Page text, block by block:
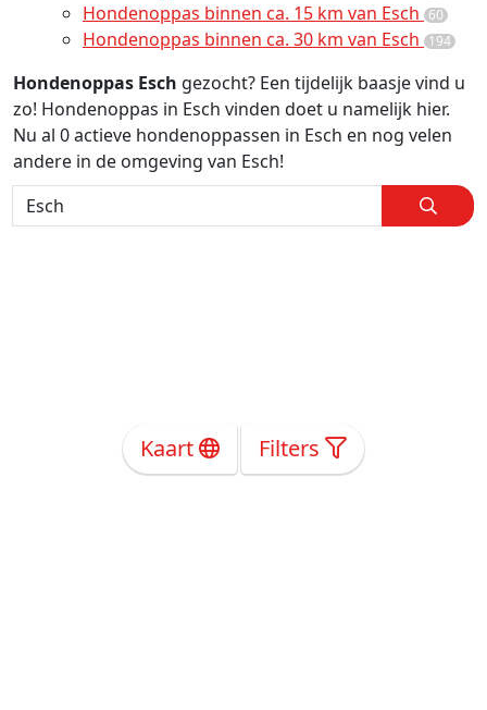
Hondenoppas binnen ca. 15 km van Esch 60
Hondenoppas binnen ca. 30 km van Esch 194
Hondenoppas Esch gezocht? Een tijdelijk baasje vind u
zo! Hondenoppas in Esch vinden doet u namelijk hier.
Nu al 0 actieve hondenoppassen in Esch en nog velen
andere in de omgeving van Esch!
Kaart Filters